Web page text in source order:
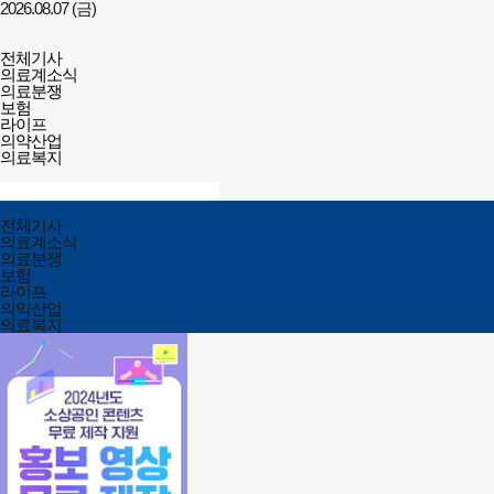
2026.08.07 (금)
필수의료배상보험
전체메뉴
열기/
닫기
전체기사
의료계소식
의료분쟁
보험
라이프
의약산업
의료복지
열기/
닫기
검색
전체메뉴
닫기
전체기사
의료계소식
의료분쟁
보험
라이프
의약산업
의료복지